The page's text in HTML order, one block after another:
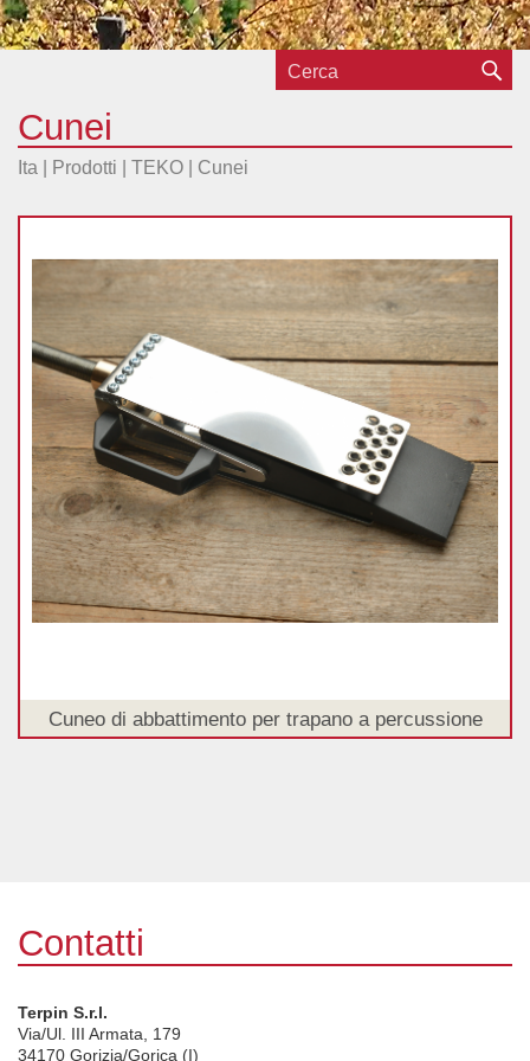
Cunei
Ita | Prodotti TEKO Cunei
Cuneo di abbattimento per trapano a percussione
Contatti
Terpin S.r.l.
Via/Ul. III Armata, 179
34170 Gorizia/Gorica (I)